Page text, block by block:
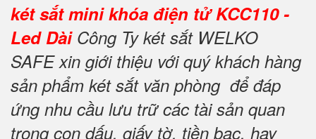
két sắt mini khóa điện tử KCC110 -
Led Dài Công Ty két sắt WELKO
SAFE xin giới thiệu với quý khách hàng
sản phẩm két sắt văn phòng để đáp
ứng nhu cầu lưu trữ các tài sản quan
trọng con dấu, giấy tờ, tiền bạc, hay